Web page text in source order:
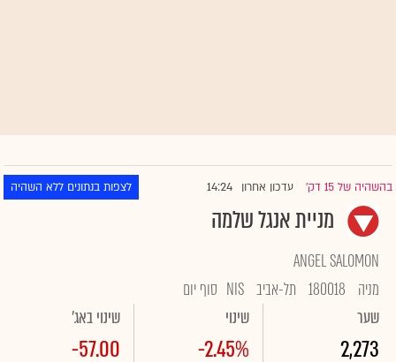
בהשהיה של 15 דק' |עדכון אחרון 14:24 לצפות בנתונים ללא השהיה
מניית אנגל שלמה
ANGEL SALOMON
מניה
180018 תל-אביב NIS סוף יום
שער
2,273
שינוי
-2.45%
שינוי באג'
-57.00